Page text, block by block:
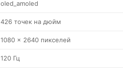
oled_amoled
426 точек на дюйм
1080 x 2640 пикселей
120 Гц